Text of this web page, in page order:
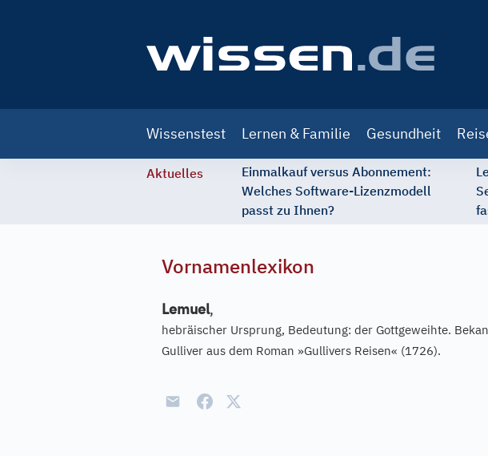
navigation
Wissenstest Lernen & Familie Gesundheit
Aktuelles
Einmalkauf versus Abonnement:
Welches Software-Lizenzmodell
passt zu Ihnen?
Vornamenlexikon
Lemuel,
hebräischer Ursprung, Bedeutung: der Gottgeweihte.
Gulliver aus dem Roman »Gullivers Reisen« (1726).